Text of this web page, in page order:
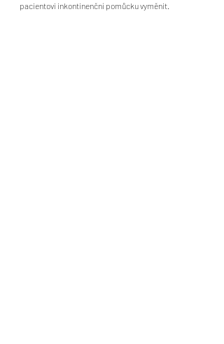
pacientovi inkontinenční pomůcku vyměnit.